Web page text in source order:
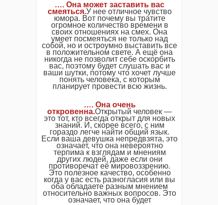
…. Она может заставить вас
смеяться.У нее отличное чувство
юмора. Вот почему вы тратите
огромное количество времени в
своих отношениях на смех. Она
умеет посмеяться не только над
собой, но и остроумно выставить все
в положительном свете. А ещё она
никогда не позволит себе оскорбить
вас, поэтому будет слушать вас и
ваши шутки, потому что хочет лучше
понять человека, с которым
планирует провести всю жизнь.
…. Она очень
откровенна.Открытый человек —
это тот, кто всегда открыт для новых
знаний. И, скорее всего, с ним
гораздо легче найти общий язык.
Если ваша девушка непредвзята, это
означает, что она невероятно
терпима к взглядам и мнениям
других людей, даже если они
противоречат её мировоззрению.
Это полезное качество, особенно
когда у вас есть разногласия или вы
оба обладаете разным мнением
относительно важных вопросов. Это
означает, что она будет